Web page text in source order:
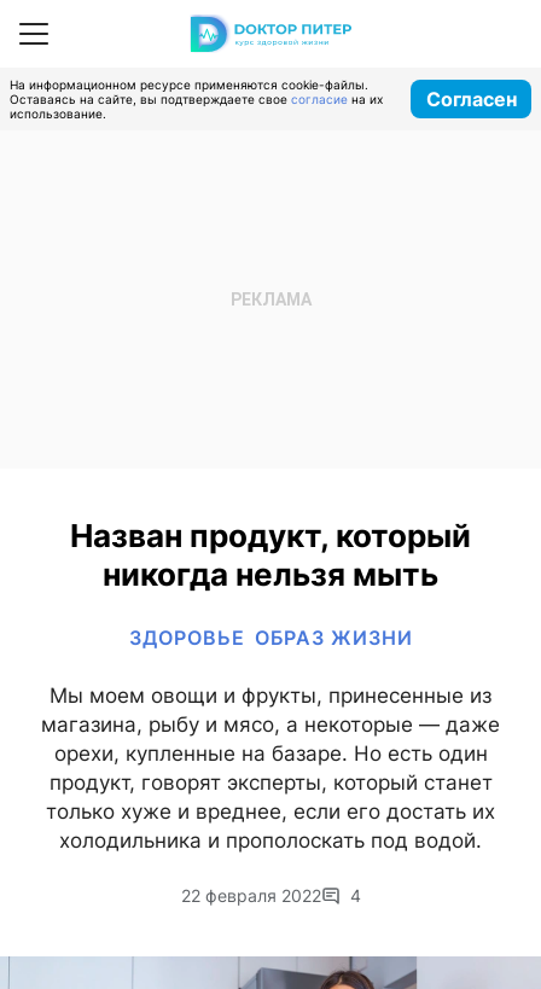
На информационном ресурсе применяются cookie-файлы.
Оставаясь на сайте, вы подтверждаете свое согласие на их
использование.
Согласен
Назван продукт, который
никогда нельзя мыть
ЗДОРОВЬЕ ОБРАЗ ЖИЗНИ
Мы моем овощи и фрукты, принесенные из
магазина, рыбу и мясо, а некоторые — даже
орехи, купленные на базаре. Но есть один
продукт, говорят эксперты, который станет
только хуже и вреднее, если его достать их
холодильника и прополоскать под водой.
22 февраля 2022 4